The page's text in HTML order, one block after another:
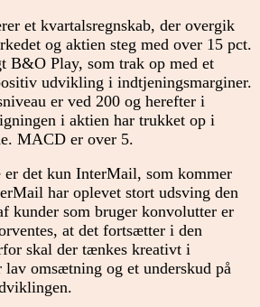
et kvartalsregnskab, der overgik
og aktien steg med over 15 pct.
B&O Play, som trak op med et
udvikling i indtjeningsmarginer.
er ved 200 og herefter i
i aktien har trukket op i
MACD er over 5.
er det kun InterMail, som kommer
har oplevet stort udsving den
kunder som bruger konvolutter er
at det fortsætter i den
skal der tænkes kreativt i
omsætning og et underskud på